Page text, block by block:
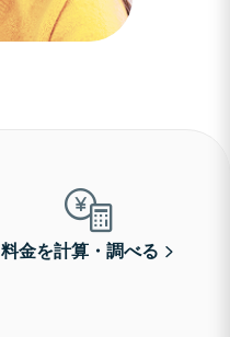
料金を計算・調べる